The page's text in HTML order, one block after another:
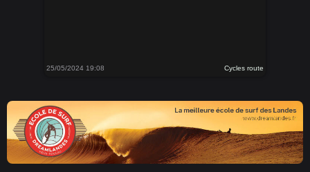
25/05/2024 19:08 Cycles route